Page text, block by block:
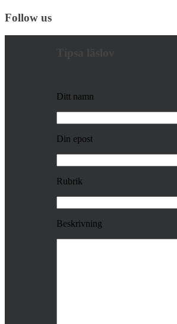
Follow us
Ditt namn
Din epost
Rubrik
Beskrivning